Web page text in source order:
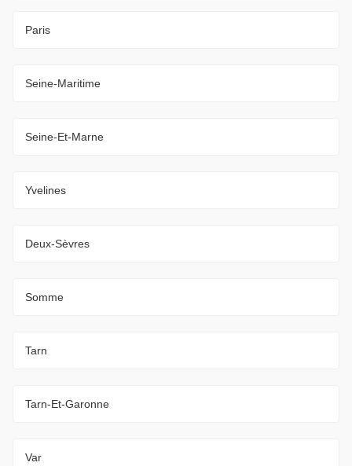
Paris
Seine-Maritime
Seine-Et-Marne
Yvelines
Deux-Sèvres
Somme
Tarn
Tarn-Et-Garonne
Var